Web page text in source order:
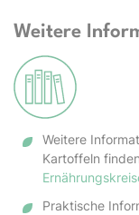
Weitere
Weitere
Kartoffeln
Praktische